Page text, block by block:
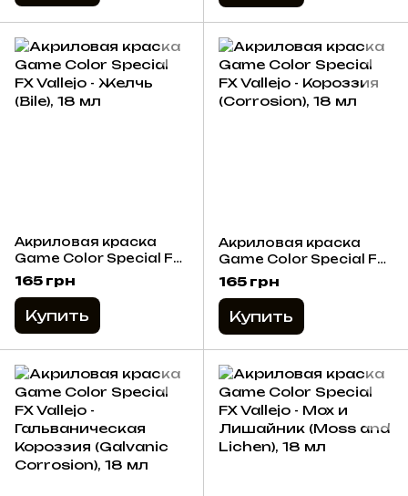
Акриловая краска
Game Color Special FX
Vallejo - Желчь (Bile), 18
165 грн
Купить
Акриловая краска
Game Color Special FX
Vallejo - Короззия
(Corrosion), 18 мл
165 грн
Купить